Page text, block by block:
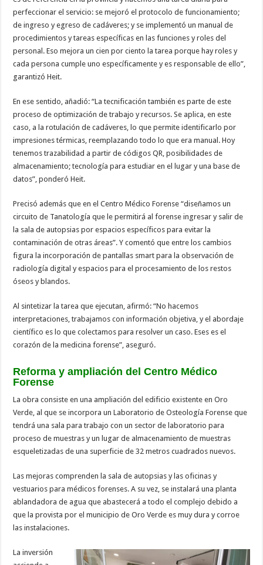
perfeccionar el servicio: se mejoró el protocolo de funcionamiento;
de ingreso y egreso de cadáveres; y se implementó un manual de
procedimientos y tareas específicas en las funciones y roles del
personal. Eso mejora un cien por ciento la tarea porque hay roles y
cada persona cumple uno específicamente y es responsable de ello”,
garantizó Heit.
En ese sentido, añadió: “La tecnificación también es parte de este
proceso de optimización de trabajo y recursos. Se aplica, en este
caso, a la rotulación de cadáveres, lo que permite identificarlo por
impresiones térmicas, reemplazando todo lo que era manual. Hoy
tenemos trazabilidad a partir de códigos QR, posibilidades de
almacenamiento; tecnología para estudiar en el lugar y una base de
datos”, ponderó Heit.
Precisó además que en el Centro Médico Forense “diseñamos un
circuito de Tanatología que le permitirá al forense ingresar y salir de
la sala de autopsias por espacios específicos para evitar la
contaminación de otras áreas”. Y comentó que entre los cambios
figura la incorporación de pantallas smart para la observación de
radiología digital y espacios para el procesamiento de los restos
óseos y blandos.
Al sintetizar la tarea que ejecutan, afirmó: “No hacemos
interpretaciones, trabajamos con información objetiva, y el abordaje
científico es lo que colectamos para resolver un caso. Eses es el
corazón de la medicina forense”, aseguró.
Reforma y ampliación del Centro Médico
Forense
La obra consiste en una ampliación del edificio existente en Oro
Verde, al que se incorpora un Laboratorio de Osteología Forense que
tendrá una sala para trabajo con un sector de laboratorio para
proceso de muestras y un lugar de almacenamiento de muestras
esqueletizadas de una superficie de 32 metros cuadrados nuevos.
Las mejoras comprenden la sala de autopsias y las oficinas y
vestuarios para médicos forenses. A su vez, se instalará una planta
ablandadora de agua que abastecerá a todo el complejo debido a
que la provista por el municipio de Oro Verde es muy dura y corroe
las instalaciones.
La inversión